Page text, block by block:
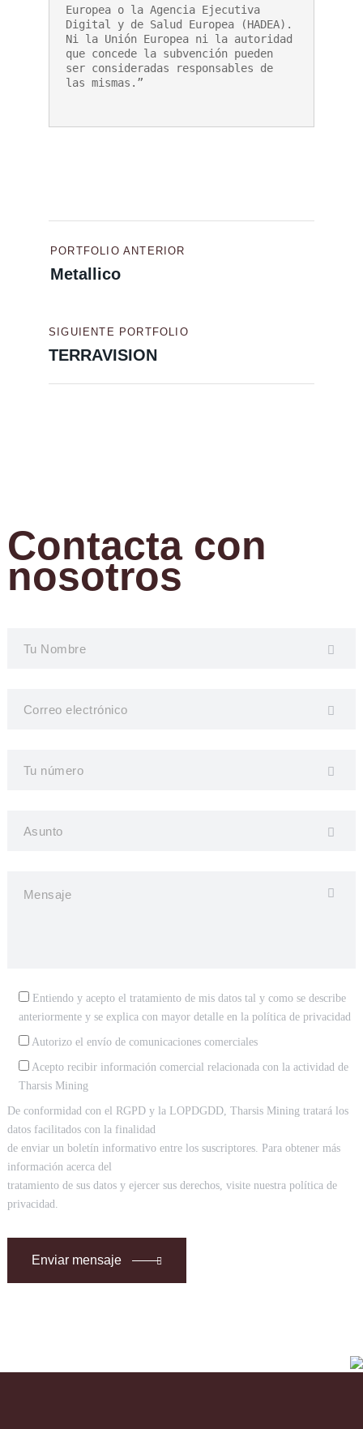
Europea o la Agencia Ejecutiva
Digital y de Salud Europea (HADEA).
Ni la Unión Europea ni la autoridad
que concede la subvención pueden
ser consideradas responsables de
de
PORTFOLIO ANTERIOR
Metallico
SIGUIENTE PORTFOLIO
TERRAVISION
Contacta con
nosotros
Entiendo y acepto el tratamiento de mis datos tal y como se describe
anteriormente y se explica con mayor detalle en la política de privacidad
Autorizo el envío de comunicaciones comerciales
Acepto recibir información comercial relacionada con la actividad de
Tharsis Mining
De conformidad con el RGPD y la LOPDGDD, Tharsis Mining tratará los
datos facilitados con la finalidad
de enviar un boletín informativo entre los suscriptores. Para obtener más
información acerca del
tratamiento de sus datos y ejercer sus derechos, visite nuestra política de
privacidad.
Enviar mensaje